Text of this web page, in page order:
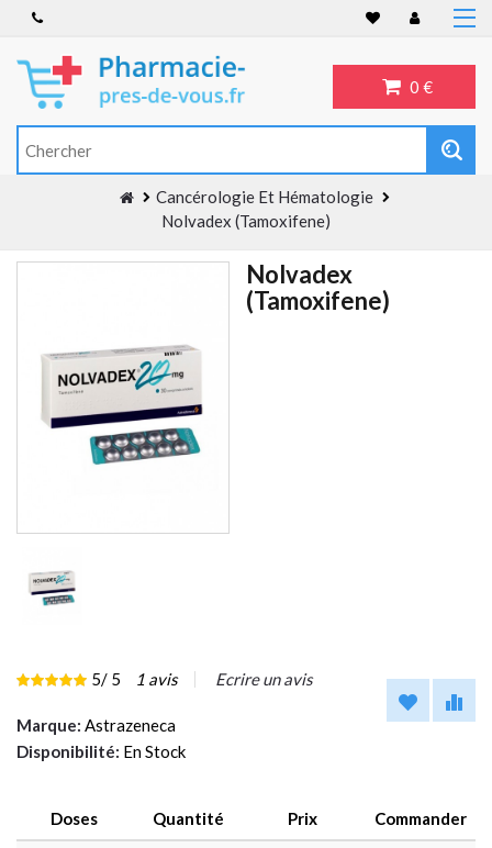
0 €
Accueil
Anti-inflammatoire
Troubles de l'érection
Antidépresseurs
Cancérologie Et Hématologie
Nolvadex (Tamoxifene)
Nolvadex
(Tamoxifene)
5/ 5 1 avis Ecrire un avis
Marque: Astrazeneca
Disponibilité: En Stock
Doses Quantité Prix Commander